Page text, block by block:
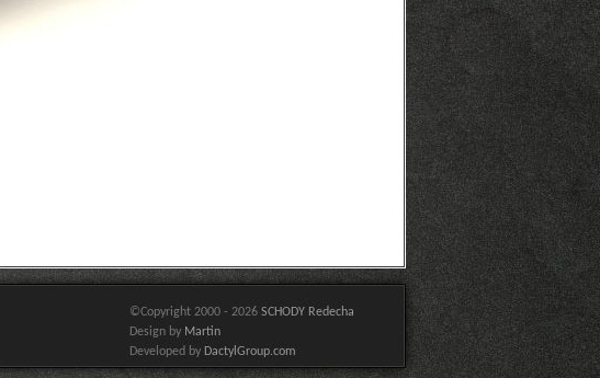
©Copyright 2000 - 2026 SCHODY Redecha
Design by Martin
Developed by DactylGroup.com